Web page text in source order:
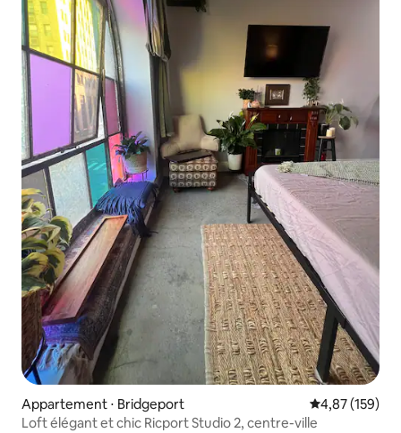
Appartement ⋅ Bridgeport Évaluation
4,87 (159)
Loft élégant et chic Ricport Studio 2, centre-ville